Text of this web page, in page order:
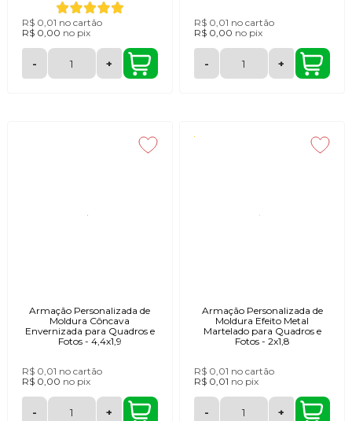
R$ 0,01 no cartão
R$ 0,00 no pix
- +
R$ 0,01 no cartão
R$ 0,00 no pix
- +
Armação Personalizada de
Moldura Côncava
Envernizada para Quadros e
Fotos - 4,4x1,9
R$ 0,01 no cartão
R$ 0,00 no pix
- +
Armação Personalizada de
Moldura Efeito Metal
Martelado para Quadros e
Fotos - 2x1,8
R$ 0,01 no cartão
R$ 0,01 no pix
- +